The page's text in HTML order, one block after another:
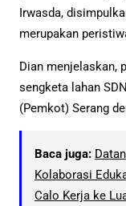
Irwasda,
merupakan
Dian menjelaskan,
sengketa lahan
(Pemkot) Serang
Baca juga:
Kolaborasi
Calo Kerja ke